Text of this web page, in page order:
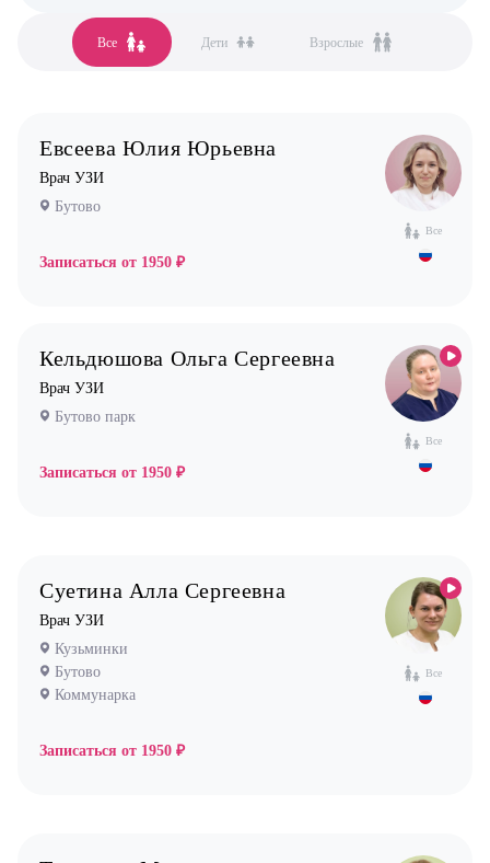
Все Дети Взрослые
Аллерголог-иммунолог
Анестезиолог
Кардиолог детский
Маммолог
Нефролог
Ортопед
Оториноларинголог (лор)
Психиатр
Психолог
Пульмонолог
Стоматолог имплантолог
Стоматолог ортопед
Все клиники
Жулебино
Коммунарка
Некрасовка
Все
Евсеева Юлия Юрьевна
Врач УЗИ
Бутово
Записаться от 1950 ₽
Все
Кельдюшова Ольга Сергеевна
Врач УЗИ
Бутово парк
Записаться от 1950 ₽
Все
Суетина Алла Сергеевна
Врач УЗИ
Кузьминки
Бутово
Коммунарка
Записаться от 1950 ₽